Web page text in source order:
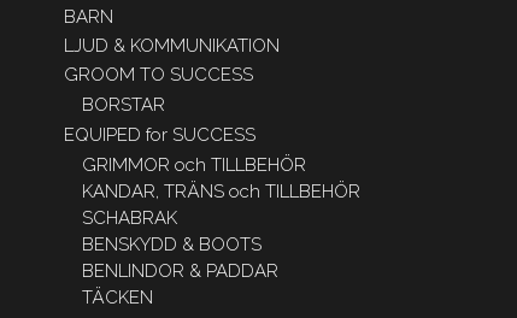
BARN
LJUD & KOMMUNIKATION
GROOM TO SUCCESS
BORSTAR
EQUIPED for SUCCESS
GRIMMOR och TILLBEHÖR
KANDAR, TRÄNS och TILLBEHÖR
SCHABRAK
BENSKYDD & BOOTS
BENLINDOR & PADDAR
TÄCKEN